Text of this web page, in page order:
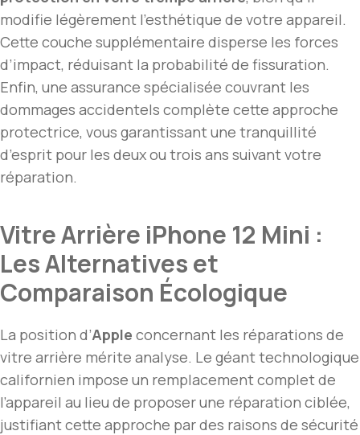
modifie légèrement l’esthétique de votre appareil.
Cette couche supplémentaire disperse les forces
d’impact, réduisant la probabilité de fissuration.
Enfin, une assurance spécialisée couvrant les
dommages accidentels complète cette approche
protectrice, vous garantissant une tranquillité
d’esprit pour les deux ou trois ans suivant votre
réparation.
Vitre Arrière iPhone 12 Mini :
Les Alternatives et
Comparaison Écologique
La position d’Apple concernant les réparations de
vitre arrière mérite analyse. Le géant technologique
californien impose un remplacement complet de
l’appareil au lieu de proposer une réparation ciblée,
justifiant cette approche par des raisons de sécurité